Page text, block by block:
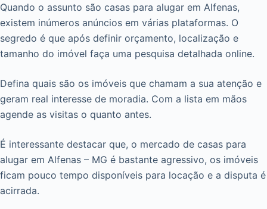
Quando o assunto são casas para alugar em Alfenas,
existem inúmeros anúncios em várias plataformas. O
segredo é que após definir orçamento, localização e
tamanho do imóvel faça uma pesquisa detalhada online.
Defina quais são os imóveis que chamam a sua atenção e
geram real interesse de moradia. Com a lista em mãos
agende as visitas o quanto antes.
É interessante destacar que, o mercado de casas para
alugar em Alfenas – MG é bastante agressivo, os imóveis
ficam pouco tempo disponíveis para locação e a disputa é
acirrada.